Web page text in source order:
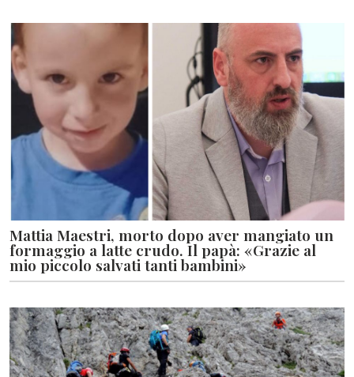
Mattia Maestri, morto dopo aver mangiato un
formaggio a latte crudo. Il papà: «Grazie al
mio piccolo salvati tanti bambini»